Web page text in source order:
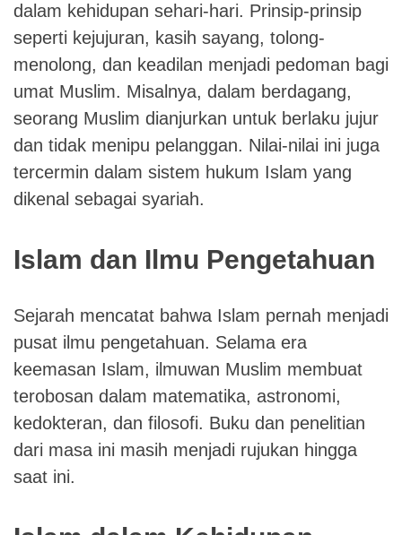
dalam kehidupan sehari-hari. Prinsip-prinsip
seperti kejujuran, kasih sayang, tolong-
menolong, dan keadilan menjadi pedoman bagi
umat Muslim. Misalnya, dalam berdagang,
seorang Muslim dianjurkan untuk berlaku jujur
dan tidak menipu pelanggan. Nilai-nilai ini juga
tercermin dalam sistem hukum Islam yang
dikenal sebagai syariah.
Islam dan Ilmu Pengetahuan
Sejarah mencatat bahwa Islam pernah menjadi
pusat ilmu pengetahuan. Selama era
keemasan Islam, ilmuwan Muslim membuat
terobosan dalam matematika, astronomi,
kedokteran, dan filosofi. Buku dan penelitian
dari masa ini masih menjadi rujukan hingga
saat ini.